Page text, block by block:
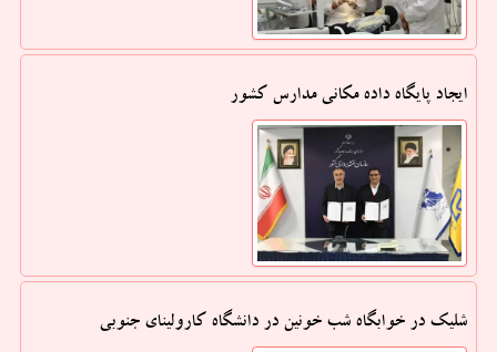
ایجاد پایگاه داده مکانی مدارس کشور
شلیک در خوابگاه شب خونین در دانشگاه کارولینای جنوبی